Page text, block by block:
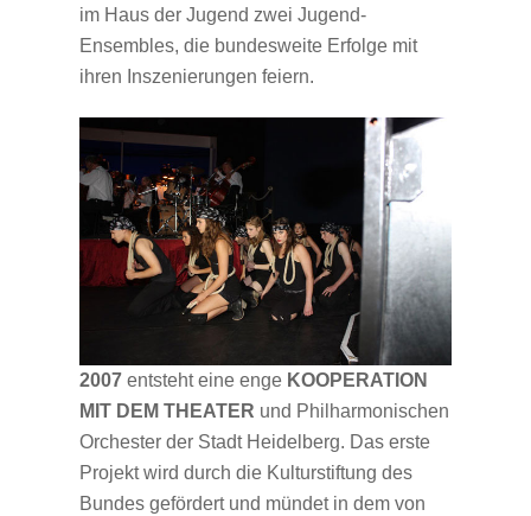
im Haus der Jugend zwei Jugend-
Ensembles, die bundesweite Erfolge mit
ihren Inszenierungen feiern.
2007 entsteht eine enge KOOPERATION
MIT DEM THEATER und Philharmonischen
Orchester der Stadt Heidelberg. Das erste
Projekt wird durch die Kulturstiftung des
Bundes gefördert und mündet in dem von